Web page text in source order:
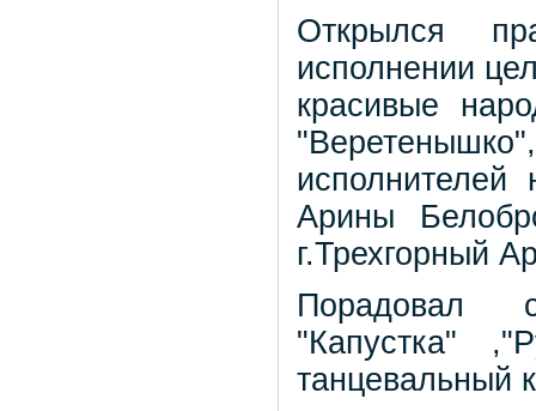
Открылся
исполнении
красивые
Арины
г.Трехгорный
Порадовал
"Капустка"
танцевальный